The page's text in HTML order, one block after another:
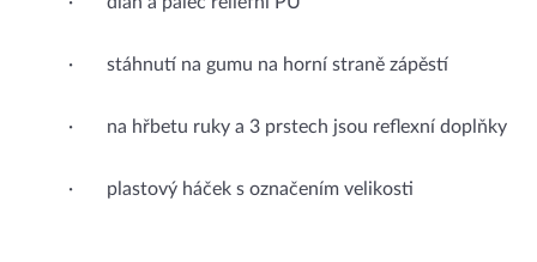
· stáhnutí na gumu na horní straně zápěstí
· na hřbetu ruky a 3 prstech jsou reflexní doplňky
· plastový háček s označením velikosti